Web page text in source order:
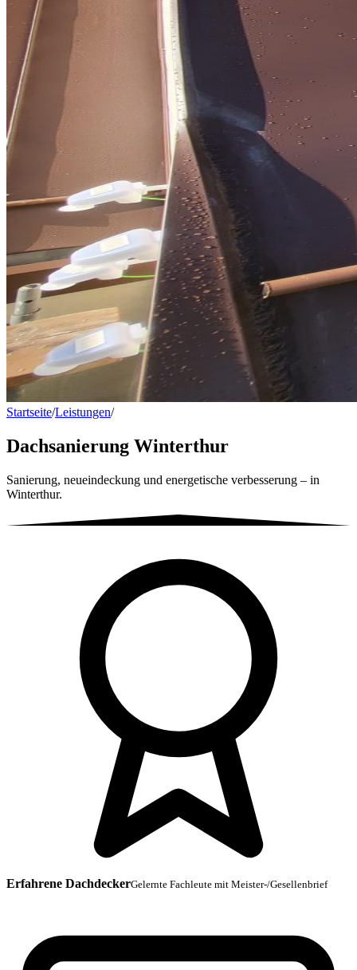
Startseite/Leistungen/Dachsanierung Winterthur
Dachsanierung Winterthur
Sanierung, neueindeckung und energetische verbesserung – in
Winterthur.
Erfahrene DachdeckerGelernte Fachleute mit Meister-/Gesellenbrief